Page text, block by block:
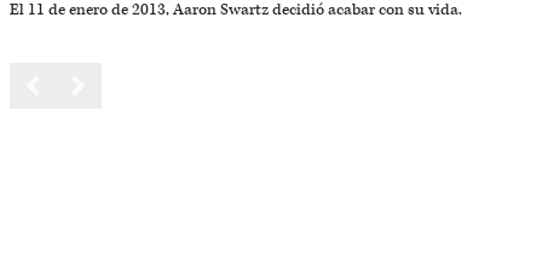
El 11 de enero de 2013, Aaron Swartz decidió acabar con su vida.